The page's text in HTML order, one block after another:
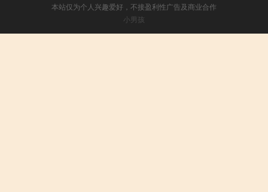
本站仅为个人兴趣爱好，不接盈利性广告及商业合作
小男孩